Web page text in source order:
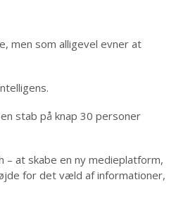
men som alligevel evner at
stab på knap 30 personer
at skabe en ny medieplatform,
for det væld af informationer,